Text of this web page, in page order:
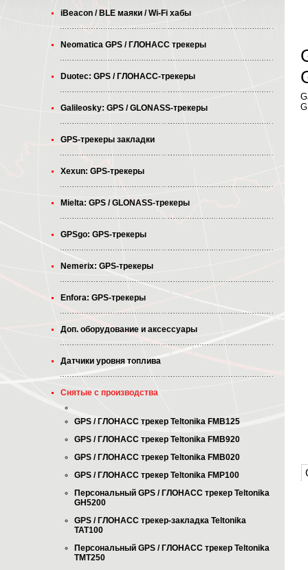
iBeacon / BLE маяки / Wi-Fi хабы
Neomatica GPS / ГЛОНАСС трекеры
Duotec: GPS / ГЛОНАСС-трекеры
Galileosky: GPS / GLONASS-трекеры
GPS-трекеры закладки
Xexun: GPS-трекеры
Mielta: GPS / GLONASS-трекеры
GPSgo: GPS-трекеры
Nemerix: GPS-трекеры
Enfora: GPS-трекеры
Доп. оборудование и аксессуары
Датчики уровня топлива
Снятые с производства
GPS / ГЛОНАСС трекер Teltonika FMB125
GPS / ГЛОНАСС трекер Teltonika FMB920
GPS / ГЛОНАСС трекер Teltonika FMB020
GPS / ГЛОНАСС трекер Teltonika FMP100
Персональный GPS / ГЛОНАСС трекер Teltonika
GH5200
GPS / ГЛОНАСС трекер-закладка Teltonika
TAT100
Персональный GPS / ГЛОНАСС трекер Teltonika
TMT250